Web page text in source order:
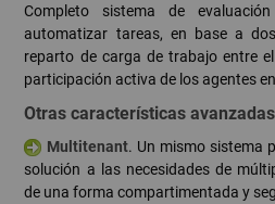
Completo sistema de
automatizar tareas, en base a
reparto de carga de trabajo entre
participación activa de los agentes
Otras características avanzadas
Multitenant. Un mismo sistema
solución a las necesidades de
de una forma compartimentada y